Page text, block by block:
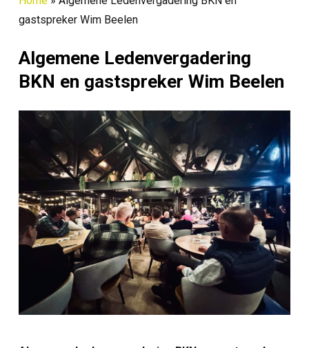
gastspreker Wim Beelen
Algemene Ledenvergadering
BKN en gastspreker Wim Beelen